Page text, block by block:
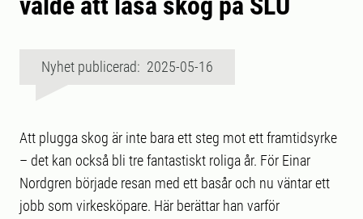
Nyhet publicerad: 2025-05-16
Att plugga skog är inte bara ett steg mot ett framtidsyrke
– det kan också bli tre fantastiskt roliga år. För Einar
Nordgren började resan med ett basår och nu väntar ett
jobb som virkesköpare. Här berättar han varför